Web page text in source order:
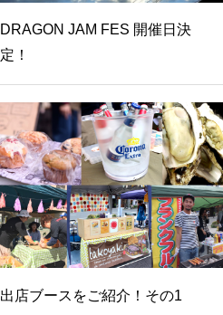
DRAGON JAM FES 開催日決
定！
出店ブースをご紹介！その1